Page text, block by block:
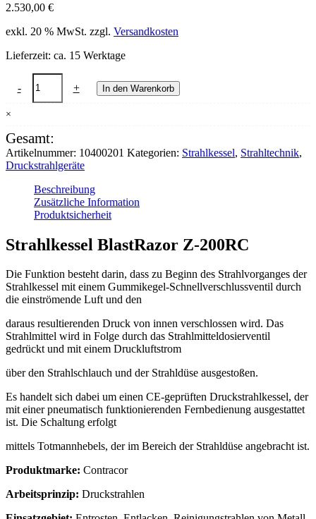
2.530,00 €
exkl. 20 % MwSt. zzgl. Versandkosten
Lieferzeit: ca. 15 Werktage
-
Strahlkessel
BlastRazor
200RC
+ In den Warenkorb
×
Gesamt:
Artikelnummer: 10400201 Kategorien: Strahlkessel, Strahltechnik,
Druckstrahlgeräte
Beschreibung
Zusätzliche Information
Produktsicherheit
Strahlkessel BlastRazor Z-200RC
Die Funktion besteht darin, dass zu Beginn des Strahlvorganges der
Strahlkessel mit einem Gummikegel-Schnellverschlussventil durch
die einströmende Luft und den
daraus resultierenden Druck von innen verschlossen wird. Das
Strahlmittel wird in Folge durch das Strahlmitteldosierventil
gedrückt und mit einem Druckluftstrom
über den Strahlschlauch und der Strahldüse ausgestoßen.
Es handelt sich dabei um einen CE-geprüften Druckstrahlkessel, der
mit einer pneumatisch funktionierenden Fernbedienung ausgestattet
ist. Die Schaltung erfolgt
mittels Totmannhebels, der im Bereich der Strahldüse angebracht ist.
Produktmarke: Contracor
Arbeitsprinzip: Druckstrahlen